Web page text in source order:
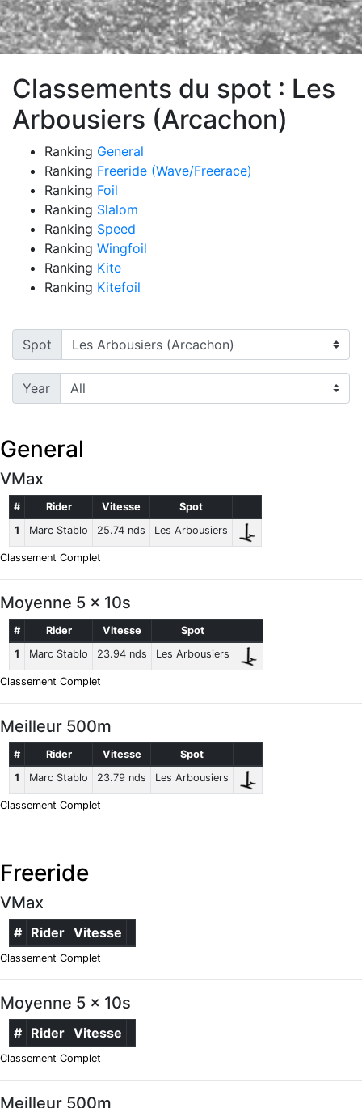
Classements du spot : Les
Arbousiers (Arcachon)
Ranking General
Ranking Freeride (Wave/Freerace)
Ranking Foil
Ranking Slalom
Ranking Speed
Ranking Wingfoil
Ranking Kite
Ranking Kitefoil
Spot
Year
General
VMax
# Rider Vitesse
Spot
1
Marc Stablo 25.74 nds Les Arbousiers
Classement Complet
Moyenne 5 x 10s
# Rider Vitesse
Spot
1
Marc Stablo 23.94 nds Les Arbousiers
Classement Complet
Meilleur 500m
# Rider Vitesse
Spot
1
Marc Stablo 23.79 nds Les Arbousiers
Classement Complet
Freeride
VMax
# Rider Vitesse
Classement Complet
Moyenne 5 x 10s
# Rider Vitesse
Classement Complet
Meilleur 500m